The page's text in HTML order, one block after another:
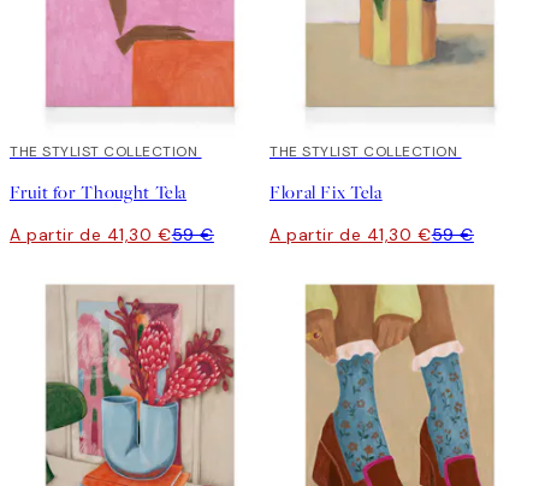
30%*
THE STYLIST COLLECTION
Fruit for Thought Tela
A partir de 41,30 €59 €
30%*
THE STYLIST COLLECTION
Floral Fix Tela
A partir de 41,30 €59 €